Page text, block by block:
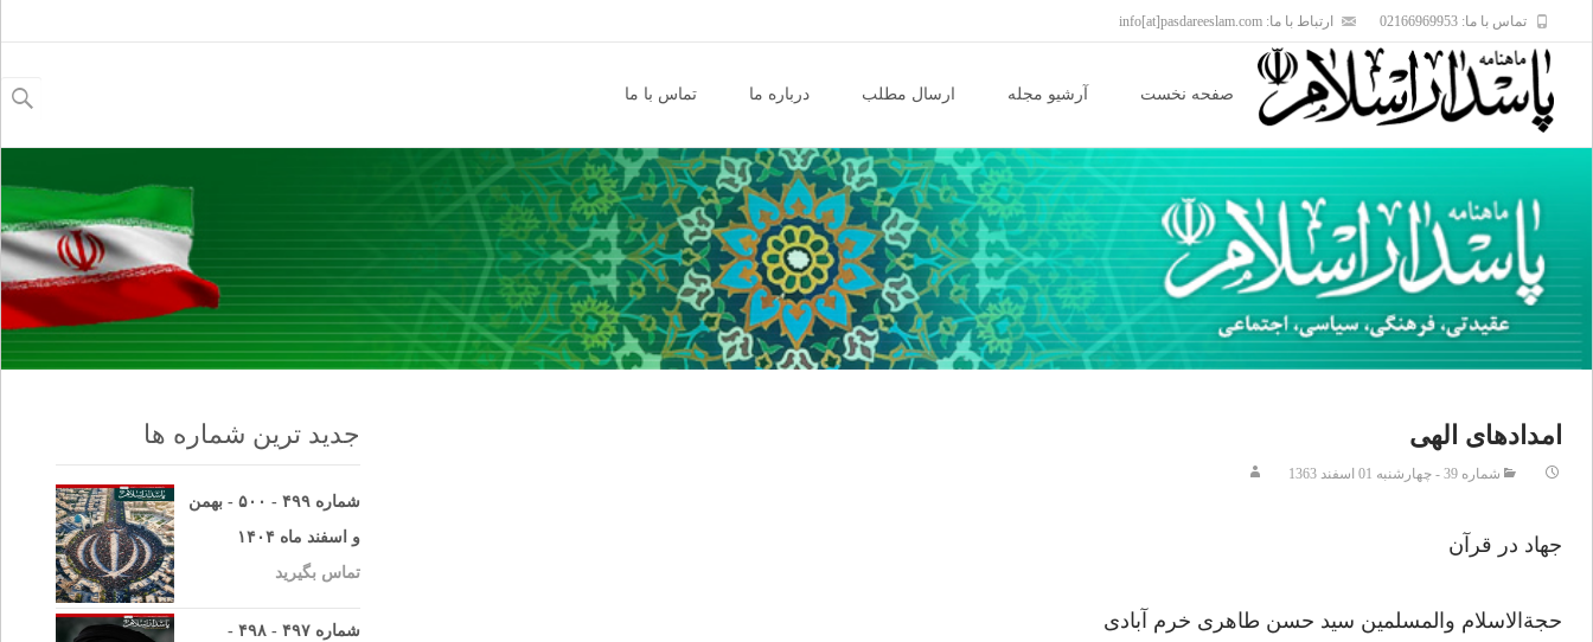
تماس با ما: 02166969953 ارتباط با ما: info[at]pasdareeslam.com
content
صفحه نخست آرشیو مجله ارسال مطلب درباره ما تماس با ما
برای:
امدادهای الهی
شماره 39 - چهارشنبه 01 اسفند 1363
جهاد در قرآن
حجةالاسلام والمسلمین سید حسن طاهری خرم آبادی
جدید ترین شماره ها
شماره ۴۹۹ - ۵۰۰ - بهمن
و اسفند ماه ۱۴۰۴
تماس بگیرید
شماره ۴۹۷ - ۴۹۸ -